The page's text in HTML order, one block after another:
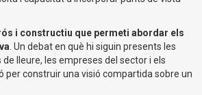
i constructiu que permeti abordar els
. Un debat en què hi siguin presents les
lleure, les empreses del sector i els
construir una visió compartida sobre un